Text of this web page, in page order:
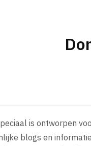
is ontworpen
blogs en